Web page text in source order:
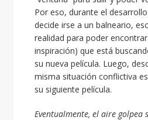
Por eso, durante el
decide irse a un balneario,
realidad para poder
inspiración) que está
su nueva película. Luego,
misma situación conflictiva
su siguiente película.
Eventualmente, el aire golpea